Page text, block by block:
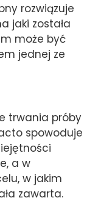
rozwiązuje
jaki została
może być
jednej ze
trwania próby
spowoduje
a w
w jakim
zawarta.